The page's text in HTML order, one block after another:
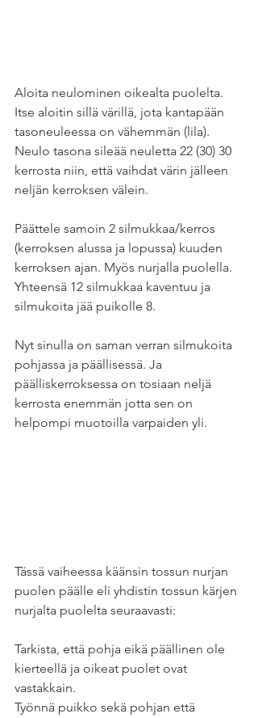
Aloita neulominen oikealta puolelta.
Itse aloitin sillä värillä, jota kantapään
tasoneuleessa on vähemmän (lila).
Neulo tasona sileää neuletta 22 (30) 30
kerrosta niin, että vaihdat värin jälleen
neljän kerroksen välein.
Päättele samoin 2 silmukkaa/kerros
(kerroksen alussa ja lopussa) kuuden
kerroksen ajan. Myös nurjalla puolella.
Yhteensä 12 silmukkaa kaventuu ja
silmukoita jää puikolle 8.
Nyt sinulla on saman verran silmukoita
pohjassa ja päällisessä. Ja
päälliskerroksessa on tosiaan neljä
kerrosta enemmän jotta sen on
helpompi muotoilla varpaiden yli.
Tässä vaiheessa käänsin tossun nurjan
puolen päälle eli yhdistin tossun kärjen
nurjalta puolelta seuraavasti:
Tarkista, että pohja eikä päällinen ole
kierteellä ja oikeat puolet ovat
vastakkain.
Työnnä puikko sekä pohjan että